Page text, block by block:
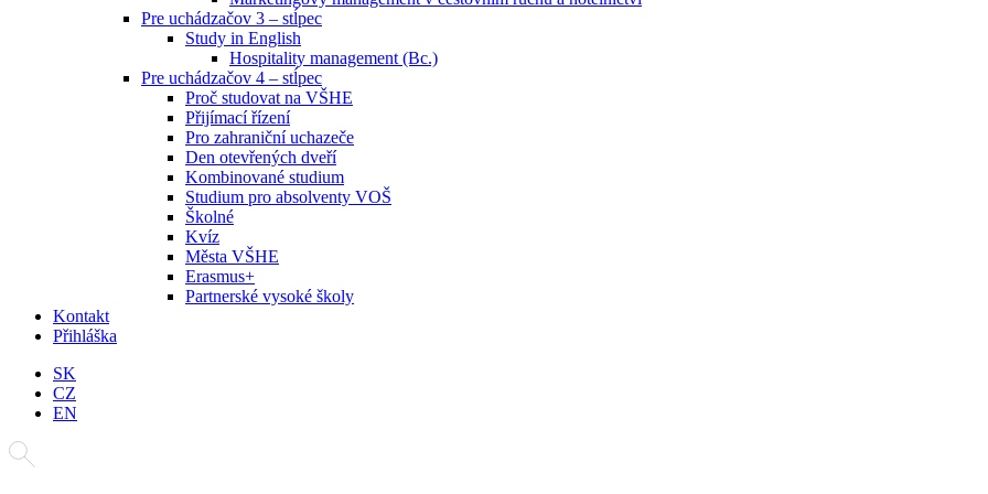
Pre uchádzačov 3 – stĺpec
Study in English
Hospitality management (Bc.)
Pre uchádzačov 4 – stĺpec
Proč studovat na VŠHE
Přijímací řízení
Pro zahraniční uchazeče
Den otevřených dveří
Kombinované studium
Studium pro absolventy VOŠ
Školné
Kvíz
Města VŠHE
Erasmus+
Partnerské vysoké školy
Kontakt
Přihláška
SK
CZ
EN